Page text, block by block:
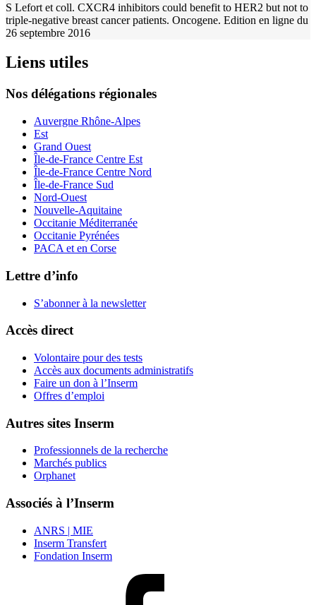
S Lefort et coll. CXCR4 inhibitors could benefit to HER2 but not to
triple-negative breast cancer patients. Oncogene. Edition en ligne du
26 septembre 2016
Liens utiles
Nos délégations régionales
Auvergne Rhône-Alpes
Est
Grand Ouest
Île-de-France Centre Est
Île-de-France Centre Nord
Île-de-France Sud
Nord-Ouest
Nouvelle-Aquitaine
Occitanie Méditerranée
Occitanie Pyrénées
PACA et en Corse
Lettre d’info
S’abonner à la newsletter
Accès direct
Volontaire pour des tests
Accès aux documents administratifs
Faire un don à l’Inserm
Offres d’emploi
Autres sites Inserm
Professionnels de la recherche
Marchés publics
Orphanet
Associés à l’Inserm
ANRS | MIE
Inserm Transfert
Fondation Inserm